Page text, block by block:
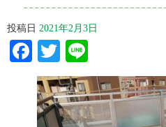
投稿日 2021年2月3日
Facebook
Twitter